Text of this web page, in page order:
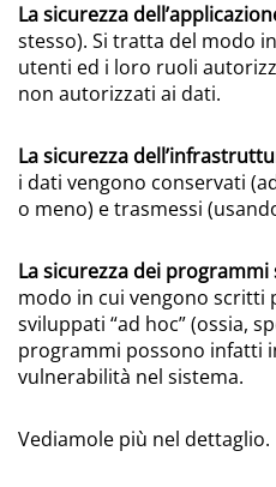
La sicurezza
stesso). Si tratta del modo
utenti ed i loro ruoli
non autorizzati ai dati.
La sicurezza
i dati vengono conservati
o meno) e trasmessi
La sicurezza dei
modo in cui vengono scritti
sviluppati “ad hoc” (ossia,
programmi possono infatti
vulnerabilità nel sistema.
Vediamole più nel dettaglio.